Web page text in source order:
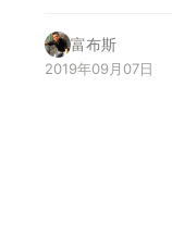
富布斯
2019年09月07日